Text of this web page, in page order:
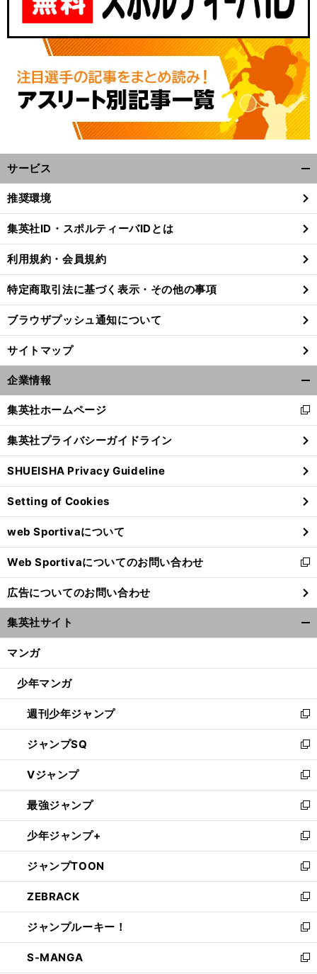
サービス
閉
る
推奨環境
集英社ID・スポルティーバIDとは
利用規約・会員規約
特定商取引法に基づく表示・その他の事項
ブラウザプッシュ通知について
サイトマップ
企業情報
閉
る
集英社ホームページ
新
し
い
ウ
ィ
ン
ド
ウ
で
開
く
集英社プライバシーガイドライン
SHUEISHA Privacy Guideline
Setting of Cookies
web Sportivaについて
Web Sportivaについてのお問い合わせ
新
し
い
ウ
ィ
ン
ウ
開
く
広告についてのお問い合わせ
集英社サイト
マンガ
少年マンガ
週刊少年ジャンプ
新
し
い
ウ
ィ
ン
ド
ウ
で
開
く
ジャンプSQ
新
し
い
ウ
ィ
ン
ド
ウ
で
開
く
Vジャンプ
新
し
い
ウ
ィ
ン
ド
ウ
で
開
く
最強ジャンプ
新
し
い
ウ
ィ
ン
ド
ウ
で
開
く
少年ジャンプ+
新
し
い
ウ
ィ
ン
ド
ウ
で
ジャンプTOON
新
し
い
ウ
ィ
ン
ド
ZEBRACK
新
し
い
ウ
ィ
ジャンプルーキー！
新
し
い
S-MANGA
新